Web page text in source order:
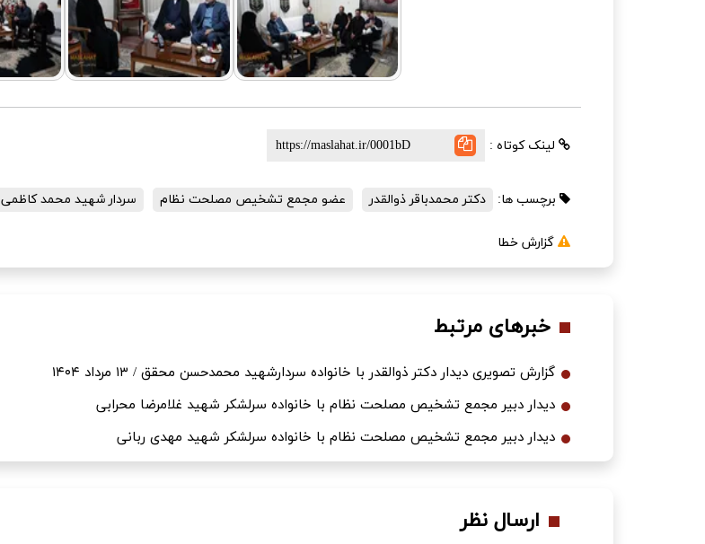
لینک کوتاه :
برچسب ها: دکتر محمدباقر ذوالقدر عضو مجمع تشخیص مصلحت نظام سردار شهید محمد کاظمی
گزارش خطا
خبرهای مرتبط
گزارش تصویری دیدار دکتر ذوالقدر با خانواده سردارشهید محمدحسن محقق / ۱۳ مرداد ۱۴۰۴
دیدار دبیر مجمع تشخیص مصلحت نظام با خانواده سرلشکر شهید غلامرضا محرابی
دیدار دبیر مجمع تشخیص مصلحت نظام با خانواده سرلشکر شهید مهدی ربانی
ارسال نظر